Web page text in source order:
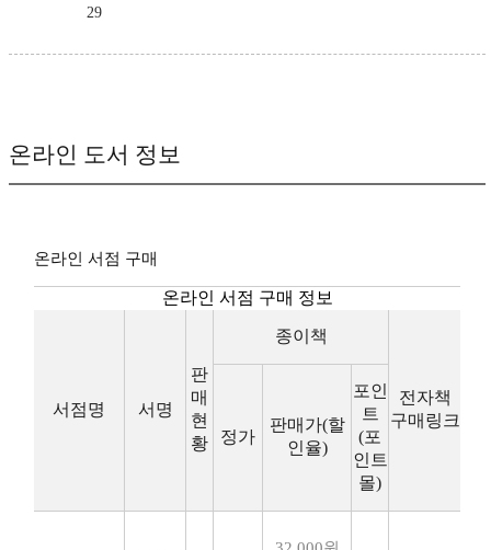
29
온라인 도서 정보
온라인 서점 구매
온라인 서점 구매 정보
서점명 서명
판
매
현
황
종이책
전자책
구매링크
정가
판매가(할
인율)
포인
트
(포
인트
몰)